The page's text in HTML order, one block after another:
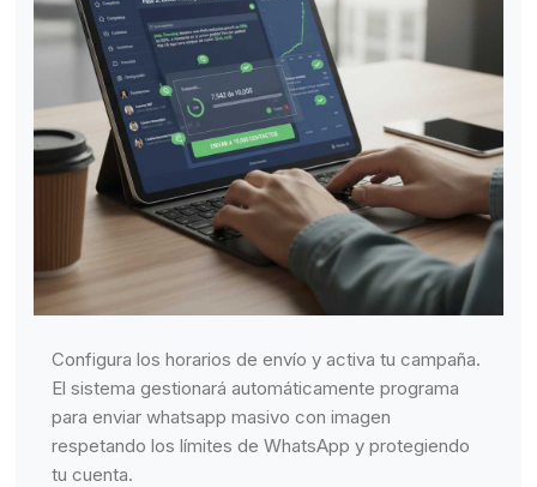
Configura los horarios de envío y activa tu campaña.
El sistema gestionará automáticamente programa
para enviar whatsapp masivo con imagen
respetando los límites de WhatsApp y protegiendo
tu cuenta.